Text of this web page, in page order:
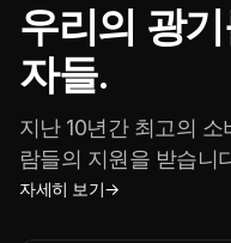
우리의 광
자들.
지난 10년간 최고의
람들의 지원을 받습니
자세히 보기→